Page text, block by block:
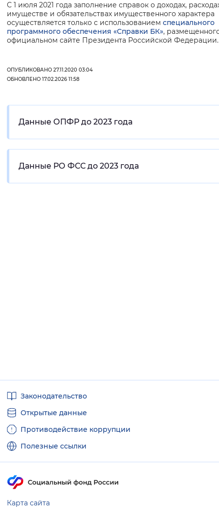
С 1 июля 2021 года заполнение справок о доходах,
имуществе и обязательствах имущественного характера
осуществляется только с использованием специального
программного обеспечения «Справки БК»,
официальном сайте Президента Российской Федерации.
ОПУБЛИКОВАНО 27.11.2020 03:04
ОБНОВЛЕНО 17.02.2026 11:58
Данные ОПФР до 2023 года
Данные РО ФСС до 2023 года
ссылкиЗаконодательство
Открытые данные
Противодействие коррупции
Полезные ссылки
Карта сайта